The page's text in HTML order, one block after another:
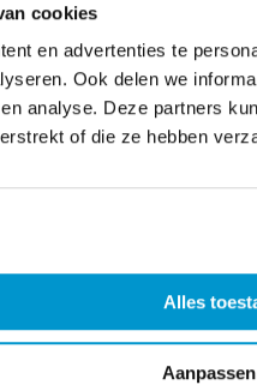
cookies
en advertenties te
Ook delen we
analyse. Deze partners
of die ze hebben
Alles
Aanpassen